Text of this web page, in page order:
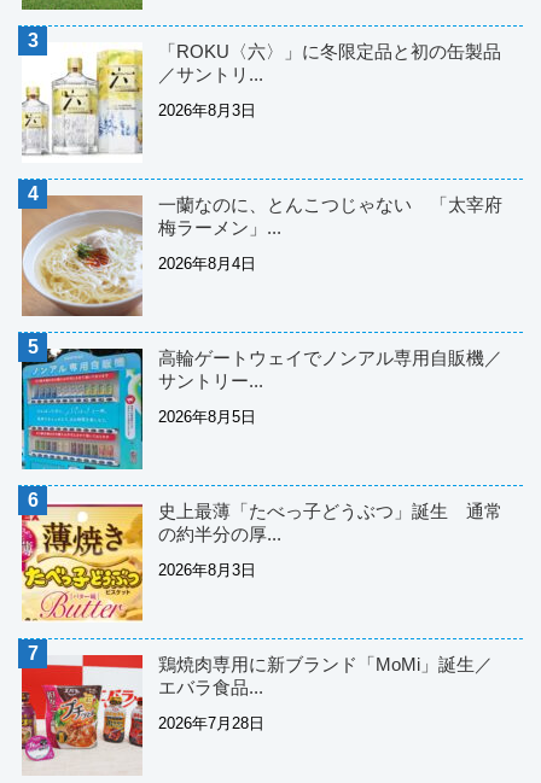
「ROKU〈六〉」に冬限定品と初の缶製品
／サントリ...
2026年8月3日
一蘭なのに、とんこつじゃない 「太宰府
梅ラーメン」...
2026年8月4日
高輪ゲートウェイでノンアル専用自販機／
サントリー...
2026年8月5日
史上最薄「たべっ子どうぶつ」誕生 通常
の約半分の厚...
2026年8月3日
鶏焼肉専用に新ブランド「MoMi」誕生／
エバラ食品...
2026年7月28日